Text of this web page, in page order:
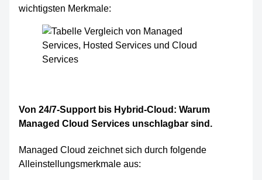
wichtigsten Merkmale:
Von 24/7-Support bis Hybrid-Cloud: Warum
Managed Cloud Services unschlagbar sind.
Managed Cloud zeichnet sich durch folgende
Alleinstellungsmerkmale aus: